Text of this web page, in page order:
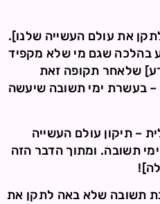
את עולם העשייה שלנו].
בהלכה שגם מי שלא מקפיד
שלאחר תקופה זאת
– בעשרת ימי תשובה שיעשה
– תיקון עולם העשייה
תשובה. ומתוך הדבר הזה
תשובה שלא באה לתקן את